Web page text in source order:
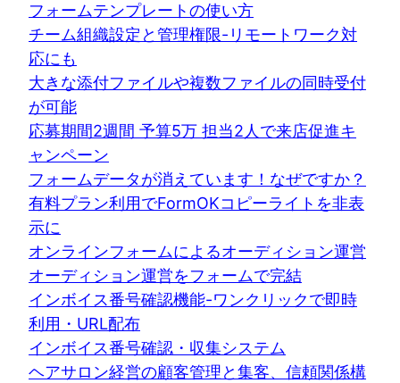
フォームテンプレートの使い方
チーム組織設定と管理権限-リモートワーク対
応にも
大きな添付ファイルや複数ファイルの同時受付
が可能
応募期間2週間 予算5万 担当2人で来店促進キ
ャンペーン
フォームデータが消えています！なぜですか？
有料プラン利用でFormOKコピーライトを非表
示に
オンラインフォームによるオーディション運営
オーディション運営をフォームで完結
インボイス番号確認機能-ワンクリックで即時
利用・URL配布
インボイス番号確認・収集システム
ヘアサロン経営の顧客管理と集客、信頼関係構